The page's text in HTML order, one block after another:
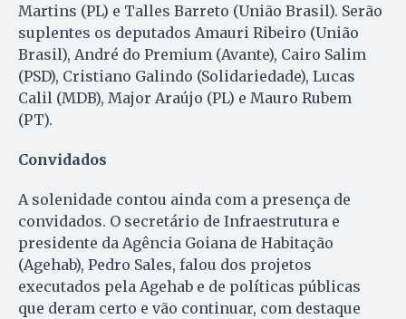
Martins (PL) e Talles Barreto (União Brasil). Serão
suplentes os deputados Amauri Ribeiro (União
Brasil), André do Premium (Avante), Cairo Salim
(PSD), Cristiano Galindo (Solidariedade), Lucas
Calil (MDB), Major Araújo (PL) e Mauro Rubem
(PT).
Convidados
A solenidade contou ainda com a presença de
convidados. O secretário de Infraestrutura e
presidente da Agência Goiana de Habitação
(Agehab), Pedro Sales, falou dos projetos
executados pela Agehab e de políticas públicas
que deram certo e vão continuar, com destaque